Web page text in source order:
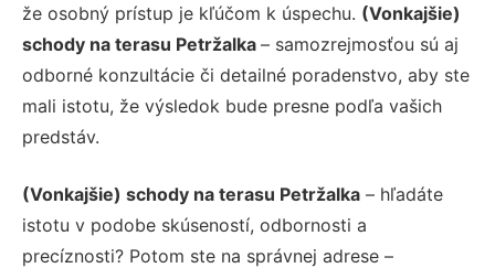
že osobný prístup je kľúčom k úspechu. (Vonkajšie)
schody na terasu Petržalka – samozrejmosťou sú aj
odborné konzultácie či detailné poradenstvo, aby ste
mali istotu, že výsledok bude presne podľa vašich
predstáv.
(Vonkajšie) schody na terasu Petržalka – hľadáte
istotu v podobe skúseností, odbornosti a
precíznosti? Potom ste na správnej adrese –